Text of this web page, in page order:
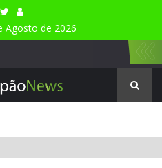
Agosto de 2026